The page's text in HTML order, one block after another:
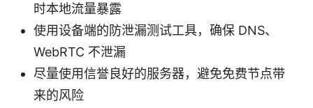
时本地流量暴露
使用设备端的防泄漏测试工具，确保 DNS、
WebRTC 不泄漏
尽量使用信誉良好的服务器，避免免费节点带
来的风险